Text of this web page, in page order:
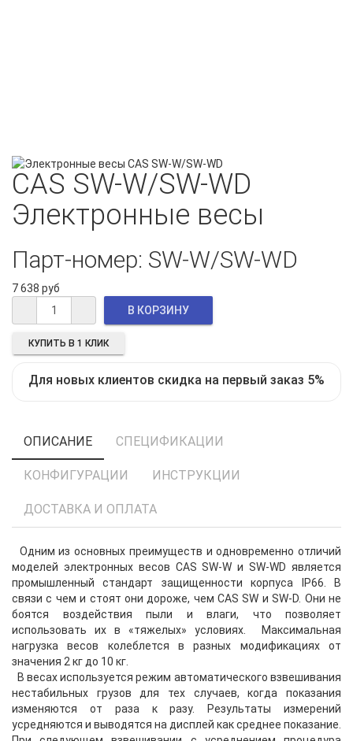
CAS SW-W/SW-WD
Электронные весы
Парт-номер: SW-W/SW-WD
7 638 руб
КУПИТЬ В 1 КЛИК
Для новых клиентов скидка на первый заказ 5%
ОПИСАНИЕ СПЕЦИФИКАЦИИ
КОНФИГУРАЦИИ ИНСТРУКЦИИ
ДОСТАВКА И ОПЛАТА
Одним из основных преимуществ и одновременно отличий
моделей электронных весов СAS SW-W и SW-WD является
промышленный стандарт защищенности корпуса IP66. В
связи с чем и стоят они дороже, чем СAS SW и SW-D. Они не
боятся воздействия пыли и влаги, что позволяет
использовать их в «тяжелых» условиях. Максимальная
нагрузка весов колеблется в разных модификациях от
значения 2 кг до 10 кг.
В весах используется режим автоматического взвешивания
нестабильных грузов для тех случаев, когда показания
изменяются от раза к разу. Результаты измерений
усредняются и выводятся на дисплей как среднее показание.